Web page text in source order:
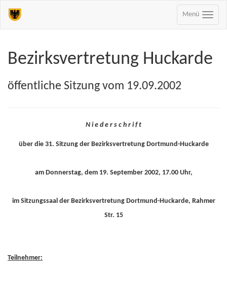
Menü
Bezirksvertretung Huckarde
öffentliche Sitzung vom 19.09.2002
N i e d e r s c h r i f t
über die 31. Sitzung der Bezirksvertretung Dortmund-Huckarde
am Donnerstag, dem 19. September 2002, 17.00 Uhr,
im Sitzungssaal der Bezirksvertretung Dortmund-Huckarde, Rahmer
Str. 15
Teilnehmer: